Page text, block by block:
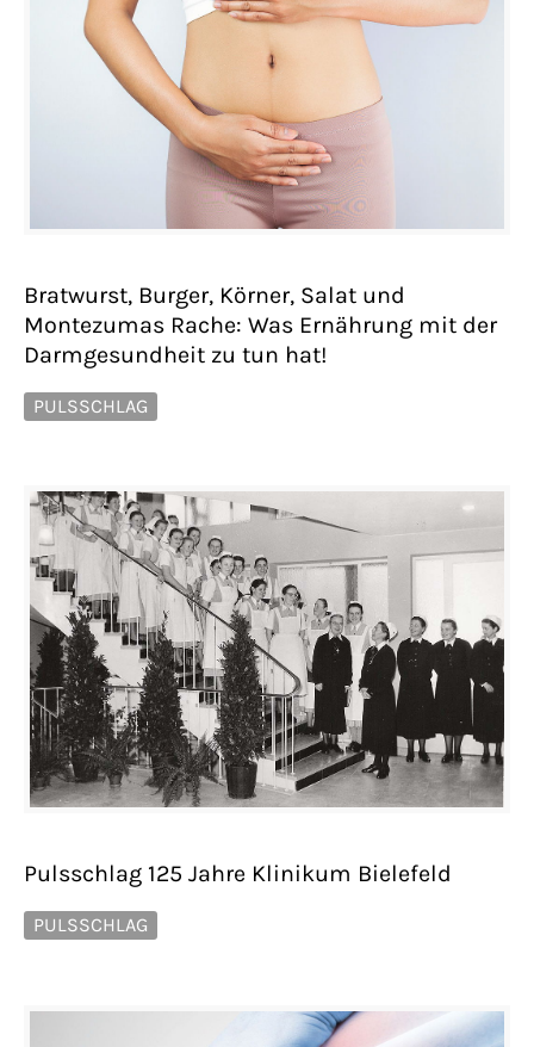
Bratwurst, Burger, Körner, Salat und
Montezumas Rache: Was Ernährung mit der
Darmgesundheit zu tun hat!
PULSSCHLAG
Pulsschlag 125 Jahre Klinikum Bielefeld
PULSSCHLAG